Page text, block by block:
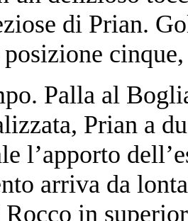
di Prian.
Palla al
Prian a
l’apporto
arriva da
in